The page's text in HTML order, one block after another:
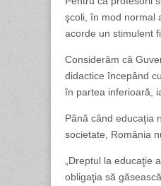
şcoli, în mod normal
acorde un stimulent
Considerăm că
didactice începând
în partea inferioară,
Până când educaţia
societate, România
„Dreptul la
obligaţia să